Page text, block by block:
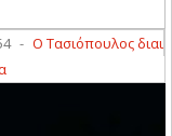
Ο Τασιόπουλος